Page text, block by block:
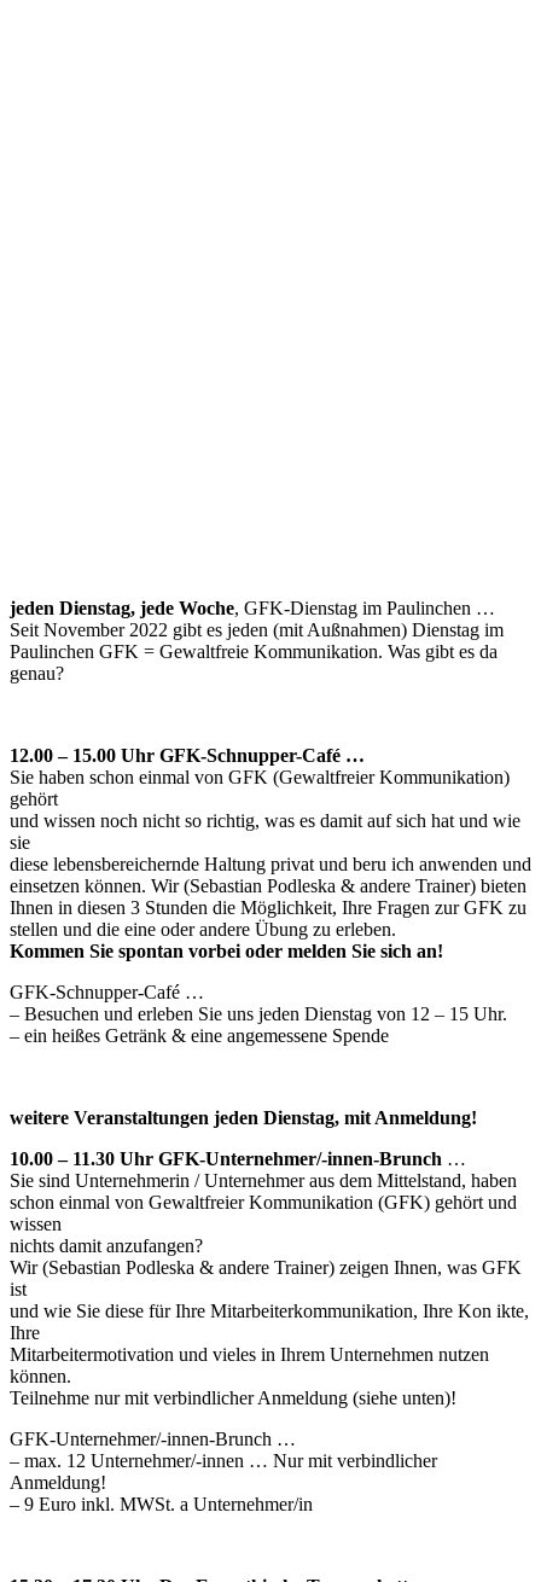
jeden Dienstag, jede Woche, GFK-Dienstag im Paulinchen …
Seit November 2022 gibt es jeden (mit Außnahmen) Dienstag im
Paulinchen GFK = Gewaltfreie Kommunikation. Was gibt es da
genau?
12.00 – 15.00 Uhr GFK-Schnupper-Café …
Sie haben schon einmal von GFK (Gewaltfreier Kommunikation)
gehört
und wissen noch nicht so richtig, was es damit auf sich hat und wie
sie
diese lebensbereichernde Haltung privat und beru ich anwenden und
einsetzen können. Wir (Sebastian Podleska & andere Trainer) bieten
Ihnen in diesen 3 Stunden die Möglichkeit, Ihre Fragen zur GFK zu
stellen und die eine oder andere Übung zu erleben.
Kommen Sie spontan vorbei oder melden Sie sich an!
GFK-Schnupper-Café …
– Besuchen und erleben Sie uns jeden Dienstag von 12 – 15 Uhr.
– ein heißes Getränk & eine angemessene Spende
weitere Veranstaltungen jeden Dienstag, mit Anmeldung!
10.00 – 11.30 Uhr GFK-Unternehmer/-innen-Brunch …
Sie sind Unternehmerin / Unternehmer aus dem Mittelstand, haben
schon einmal von Gewaltfreier Kommunikation (GFK) gehört und
wissen
nichts damit anzufangen?
Wir (Sebastian Podleska & andere Trainer) zeigen Ihnen, was GFK
ist
und wie Sie diese für Ihre Mitarbeiterkommunikation, Ihre Kon ikte,
Ihre
Mitarbeitermotivation und vieles in Ihrem Unternehmen nutzen
können.
Teilnehme nur mit verbindlicher Anmeldung (siehe unten)!
GFK-Unternehmer/-innen-Brunch …
– max. 12 Unternehmer/-innen … Nur mit verbindlicher
Anmeldung!
– 9 Euro inkl. MWSt. a Unternehmer/in